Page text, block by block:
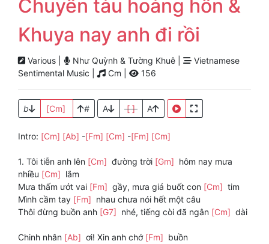
Chuyến tàu hoàng hôn &
Khuya nay anh đi rồi
Various | Như Quỳnh & Tường Khuê |
Vietnamese
Sentimental Music |
Cm | 156
b [Cm] # A [ ] A
Intro: [Cm] [Ab] -[Fm] [Cm] -[Fm] [Cm]
1. Tôi tiễn anh lên [Cm] đường trời [Gm] hôm nay mưa
nhiều [Cm] lắm
Mưa thấm ướt vai [Fm] gầy, mưa giá buốt con [Cm] tim
Mình cầm tay [Fm] nhau chưa nói hết một câu
Thôi đừng buồn anh [G7] nhé, tiếng còi đã ngân [Cm] dài
Chinh nhân [Ab] ơi! Xin anh chớ [Fm] buồn